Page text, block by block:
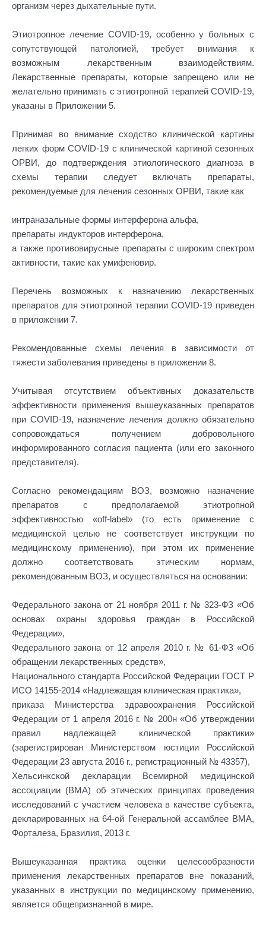
организм через дыхательные пути.
Этиотропное лечение COVID-19, особенно у больных с
сопутствующей патологией, требует внимания к
возможным лекарственным взаимодействиям.
Лекарственные препараты, которые запрещено или не
желательно принимать с этиотропной терапией COVID-19,
указаны в Приложении 5.
Принимая во внимание сходство клинической картины
легких форм COVID-19 с клинической картиной сезонных
ОРВИ, до подтверждения этиологического диагноза в
схемы терапии следует включать препараты,
рекомендуемые для лечения сезонных ОРВИ, такие как
интраназальные формы интерферона альфа,
препараты индукторов интерферона,
а также противовирусные препараты с широким спектром
активности, такие как умифеновир.
Перечень возможных к назначению лекарственных
препаратов для этиотропной терапии COVID-19 приведен
в приложении 7.
Рекомендованные схемы лечения в зависимости от
тяжести заболевания приведены в приложении 8.
Учитывая отсутствием объективных доказательств
эффективности применения вышеуказанных препаратов
при COVID-19, назначение лечения должно обязательно
сопровождаться получением добровольного
информированного согласия пациента (или его законного
представителя).
Согласно рекомендациям ВОЗ, возможно назначение
препаратов с предполагаемой этиотропной
эффективностью «off-label» (то есть применение с
медицинской целью не соответствует инструкции по
медицинскому применению), при этом их применение
должно соответствовать этическим нормам,
рекомендованным ВОЗ, и осуществляться на основании:
Федерального закона от 21 ноября 2011 г. № 323-ФЗ «Об
основах охраны здоровья граждан в Российской
Федерации»,
Федерального закона от 12 апреля 2010 г. № 61-ФЗ «Об
обращении лекарственных средств»,
Национального стандарта Российской Федерации ГОСТ Р
ИСО 14155-2014 «Надлежащая клиническая практика»,
приказа Министерства здравоохранения Российской
Федерации от 1 апреля 2016 г. № 200н «Об утверждении
правил надлежащей клинической практики»
(зарегистрирован Министерством юстиции Российской
Федерации 23 августа 2016 г., регистрационный № 43357),
Хельсинкской декларации Всемирной медицинской
ассоциации (ВМА) об этических принципах проведения
исследований с участием человека в качестве субъекта,
декларированных на 64-ой Генеральной ассамблее ВМА,
Форталеза, Бразилия, 2013 г.
Вышеуказанная практика оценки целесообразности
применения лекарственных препаратов вне показаний,
указанных в инструкции по медицинскому применению,
является общепризнанной в мире.